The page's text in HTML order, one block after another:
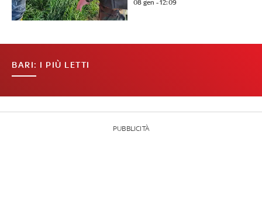
08 gen - 12:09
BARI: I PIÙ LETTI
PUBBLICITÀ